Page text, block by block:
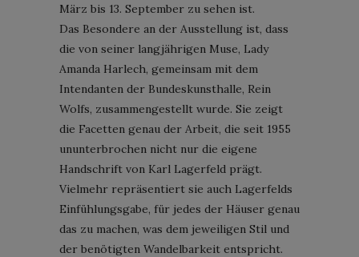
März bis 13. September zu sehen ist.
Das Besondere an der Ausstellung ist, dass
die von seiner langjährigen Muse, Lady
Amanda Harlech, gemeinsam mit dem
Intendanten der Bundeskunsthalle, Rein
Wolfs, zusammengestellt wurde. Sie zeigt
die Facetten genau der Arbeit, die seit 1955
ununterbrochen nicht nur die eigene
Handschrift von Karl Lagerfeld prägt.
Vielmehr repräsentiert sie auch Lagerfelds
Einfühlungsgabe, für jedes der Häuser genau
das zu machen, was dem jeweiligen Stil und
der benötigten Wandelbarkeit entspricht.